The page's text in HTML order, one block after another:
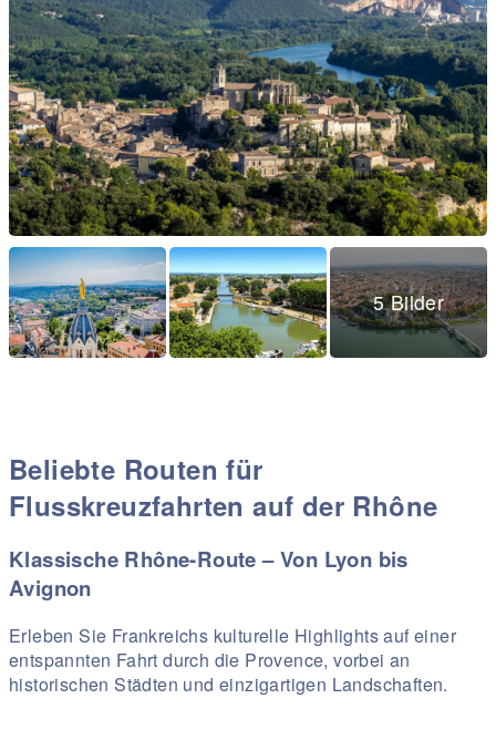
5 Bilder
Beliebte Routen für
Flusskreuzfahrten auf der Rhône
Klassische Rhône-Route – Von Lyon bis
Avignon
Erleben Sie Frankreichs kulturelle Highlights auf einer
entspannten Fahrt durch die Provence, vorbei an
historischen Städten und einzigartigen Landschaften.